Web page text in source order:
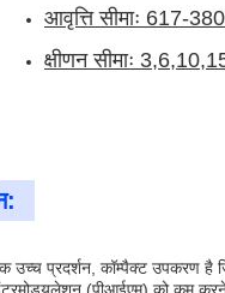
आवृत्ति सीमाः 617-
क्षीणन सीमाः
उच्च प्रदर्शन, कॉम्पैक्ट उपकरण है